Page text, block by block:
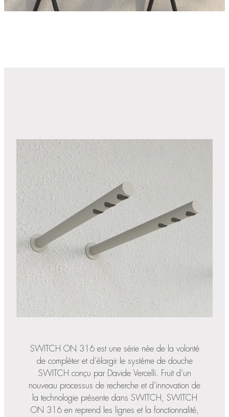
SWITCH ON 316 est une série née de la volonté
de compléter et d’élargir le système de douche
SWITCH conçu par Davide Vercelli. Fruit d’un
nouveau processus de recherche et d’innovation de
la technologie présente dans SWITCH, SWITCH
ON 316 en reprend les lignes et la fonctionnalité,